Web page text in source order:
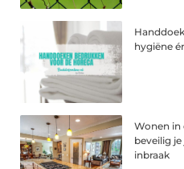
hygiëne
Wonen in
beveilig
inbraak